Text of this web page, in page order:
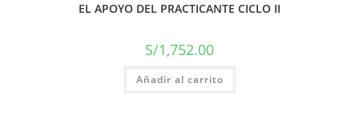
EL APOYO DEL PRACTICANTE CICLO II
S/1,752.00
Añadir al carrito